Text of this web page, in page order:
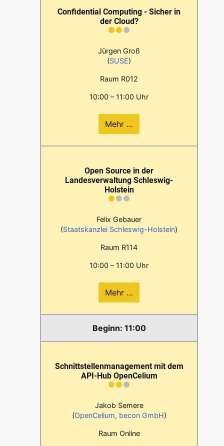
Confidential Computing - Sicher in
der Cloud?
Jürgen Groß
(SUSE)
Raum R012
10:00 – 11:00 Uhr
Mehr …
Open Source in der
Landesverwaltung Schleswig-
Holstein
Felix Gebauer
(Staatskanzlei Schleswig-Holstein)
Raum R114
10:00 – 11:00 Uhr
Mehr …
11:00
Schnittstellenmanagement mit dem
API-Hub OpenCelium
Jakob Semere
(OpenCelium, becon GmbH)
Raum Online